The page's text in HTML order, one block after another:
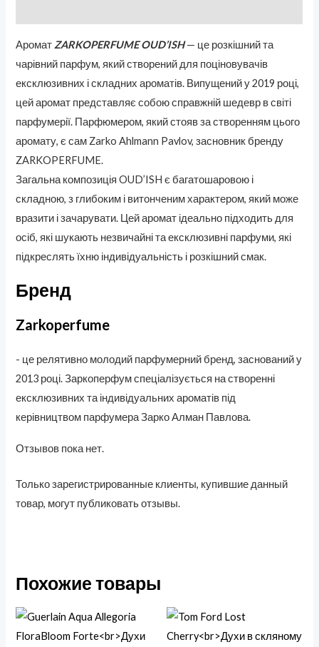
Аромат ZARKOPERFUME OUD’ISH— це розкішний та
чарівний парфум, який створений для поціновувачів
ексклюзивних і складних ароматів. Випущений у 2019 році,
цей аромат представляє собою справжній шедевр в світі
парфумерії. Парфюмером, який стояв за створенням цього
аромату, є сам Zarko Ahlmann Pavlov, засновник бренду
ZARKOPERFUME.
Загальна композиція OUD’ISH є багатошаровою і
складною, з глибоким і витонченим характером, який може
вразити і зачарувати. Цей аромат ідеально підходить для
осіб, які шукають незвичайні та ексклюзивні парфуми, які
підкреслять їхню індивідуальність і розкішний смак.
Бренд
Zarkoperfume
- це релятивно молодий парфумерний бренд, заснований у
2013 році. Заркоперфум спеціалізується на створенні
ексклюзивних та індивідуальних ароматів під
керівництвом парфумера Зарко Алман Павлова.
Отзывов пока нет.
Только зарегистрированные клиенты, купившие данный
товар, могут публиковать отзывы.
Похожие товары